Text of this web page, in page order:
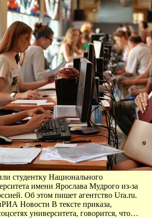
студентку Национального
имени Ярослава Мудрого из-за
Об этом пишет агентство Ura.ru.
Новости В тексте приказа,
университета, говорится, что…